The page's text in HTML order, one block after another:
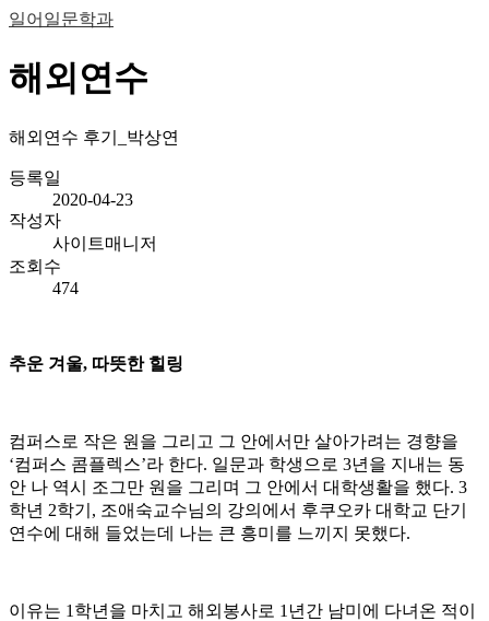
일어일문학과
해외연수
해외연수 후기_박상연
등록일
2020-04-23
작성자
사이트매니저
조회수
474
추운 겨울, 따뜻한 힐링
컴퍼스로 작은 원을 그리고 그 안에서만 살아가려는 경향을
‘컴퍼스 콤플렉스’라 한다. 일문과 학생으로 3년을 지내는 동
안 나 역시 조그만 원을 그리며 그 안에서 대학생활을 했다. 3
학년 2학기, 조애숙교수님의 강의에서 후쿠오카 대학교 단기
연수에 대해 들었는데 나는 큰 흥미를 느끼지 못했다.
이유는 1학년을 마치고 해외봉사로 1년간 남미에 다녀온 적이